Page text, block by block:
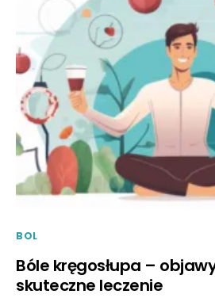
BOL
Bóle kręgosłupa –
skuteczne leczenie